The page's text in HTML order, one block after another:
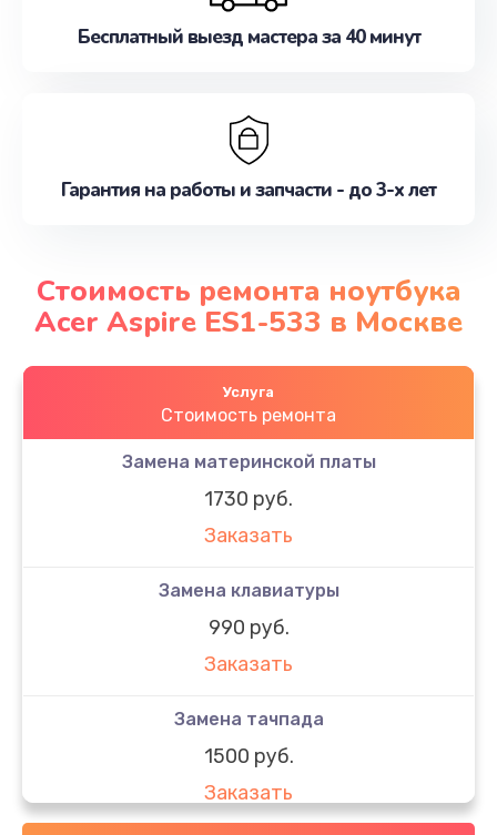
Бесплатный выезд мастера за 40 минут
Гарантия на работы и запчасти - до 3-х лет
Стоимость ремонта ноутбука
Acer Aspire ES1-533 в Москве
Услуга
Стоимость ремонта
Замена материнской платы
1730 руб.
Заказать
Замена клавиатуры
990 руб.
Заказать
Замена тачпада
1500 руб.
Заказать